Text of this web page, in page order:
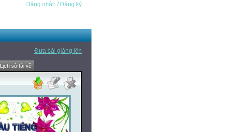
Đăng nhập / Đăng ký
Đưa bài giảng lên
Lịch sử tải về